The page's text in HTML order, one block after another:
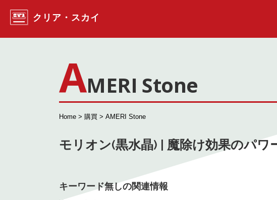
クリア・スカイ
AMERI Stone
Home > 購買 > AMERI Stone
モリオン(黒水晶) | 魔除け効果のパワ
キーワード無しの関連情報